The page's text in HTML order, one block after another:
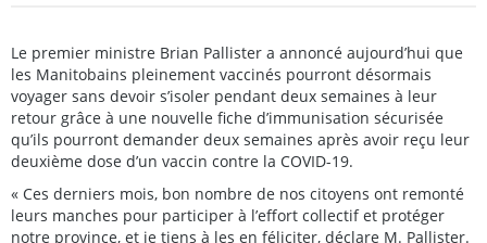
Le premier ministre Brian Pallister a annoncé aujourd’hui que
les Manitobains pleinement vaccinés pourront désormais
voyager sans devoir s’isoler pendant deux semaines à leur
retour grâce à une nouvelle fiche d’immunisation sécurisée
qu’ils pourront demander deux semaines après avoir reçu leur
deuxième dose d’un vaccin contre la COVID-19.
« Ces derniers mois, bon nombre de nos citoyens ont remonté
leurs manches pour participer à l’effort collectif et protéger
notre province, et je tiens à les en féliciter, déclare M. Pallister.